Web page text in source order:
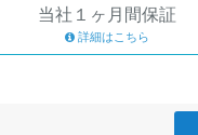
当社１ヶ月間保証
詳細はこちら